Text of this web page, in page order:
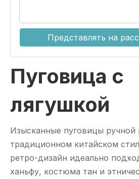
Представлять на
Пуговица с
лягушкой
Изысканные пуговицы ручной
традиционном китайском
ретро-дизайн идеально
ханьфу, костюма тан и